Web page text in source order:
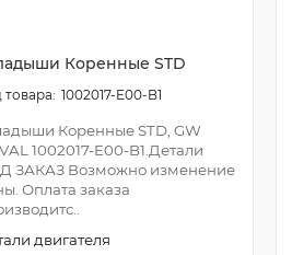
Коренные STD
1002017-E00-B1
Коренные STD, GW
1002017-E00-B1.Детали
ЗАКАЗ Возможно изменение
Оплата заказа
двигателя